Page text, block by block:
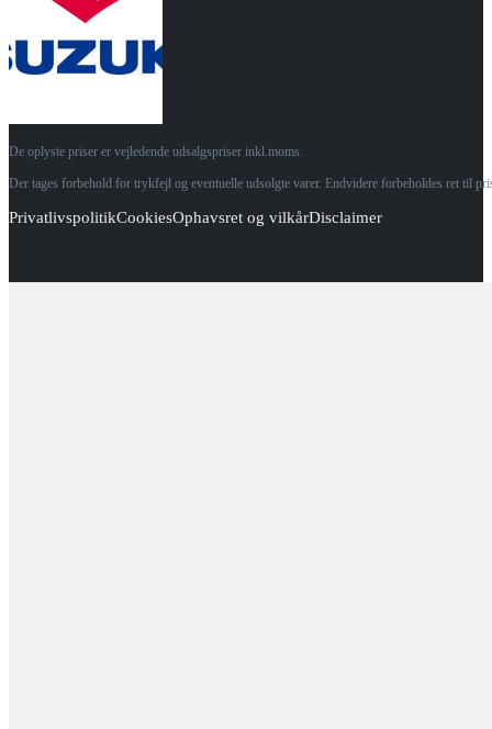
De oplyste priser er vejledende udsalgspriser inkl.moms.
Der tages forbehold for trykfejl og eventuelle udsolgte varer. Endvidere forbeholdes ret til
PrivatlivspolitikCookiesOphavsret og vilkårDisclaimer